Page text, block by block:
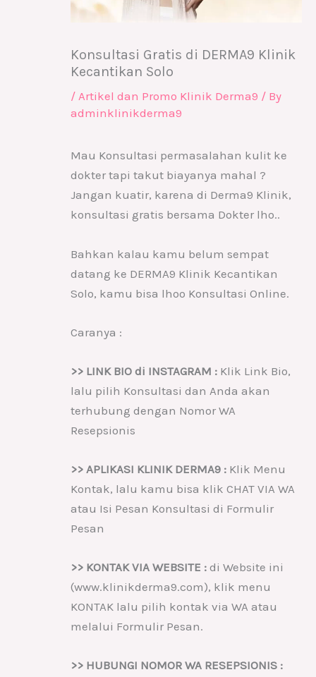
Konsultasi Gratis di DERMA9 Klinik
Kecantikan Solo
/ Artikel dan Promo Klinik Derma9 / By
adminklinikderma9
Mau Konsultasi permasalahan kulit ke
dokter tapi takut biayanya mahal ?
Jangan kuatir, karena di Derma9 Klinik,
konsultasi gratis bersama Dokter lho..
Bahkan kalau kamu belum sempat
datang ke DERMA9 Klinik Kecantikan
Solo, kamu bisa lhoo Konsultasi Online.
Caranya :
>> LINK BIO di INSTAGRAM : Klik Link Bio,
lalu pilih Konsultasi dan Anda akan
terhubung dengan Nomor WA
Resepsionis
>> APLIKASI KLINIK DERMA9 : Klik Menu
Kontak, lalu kamu bisa klik CHAT VIA WA
atau Isi Pesan Konsultasi di Formulir
Pesan
>> KONTAK VIA WEBSITE : di Website ini
(www.klinikderma9.com), klik menu
KONTAK lalu pilih kontak via WA atau
melalui Formulir Pesan.
>> HUBUNGI NOMOR WA RESEPSIONIS :